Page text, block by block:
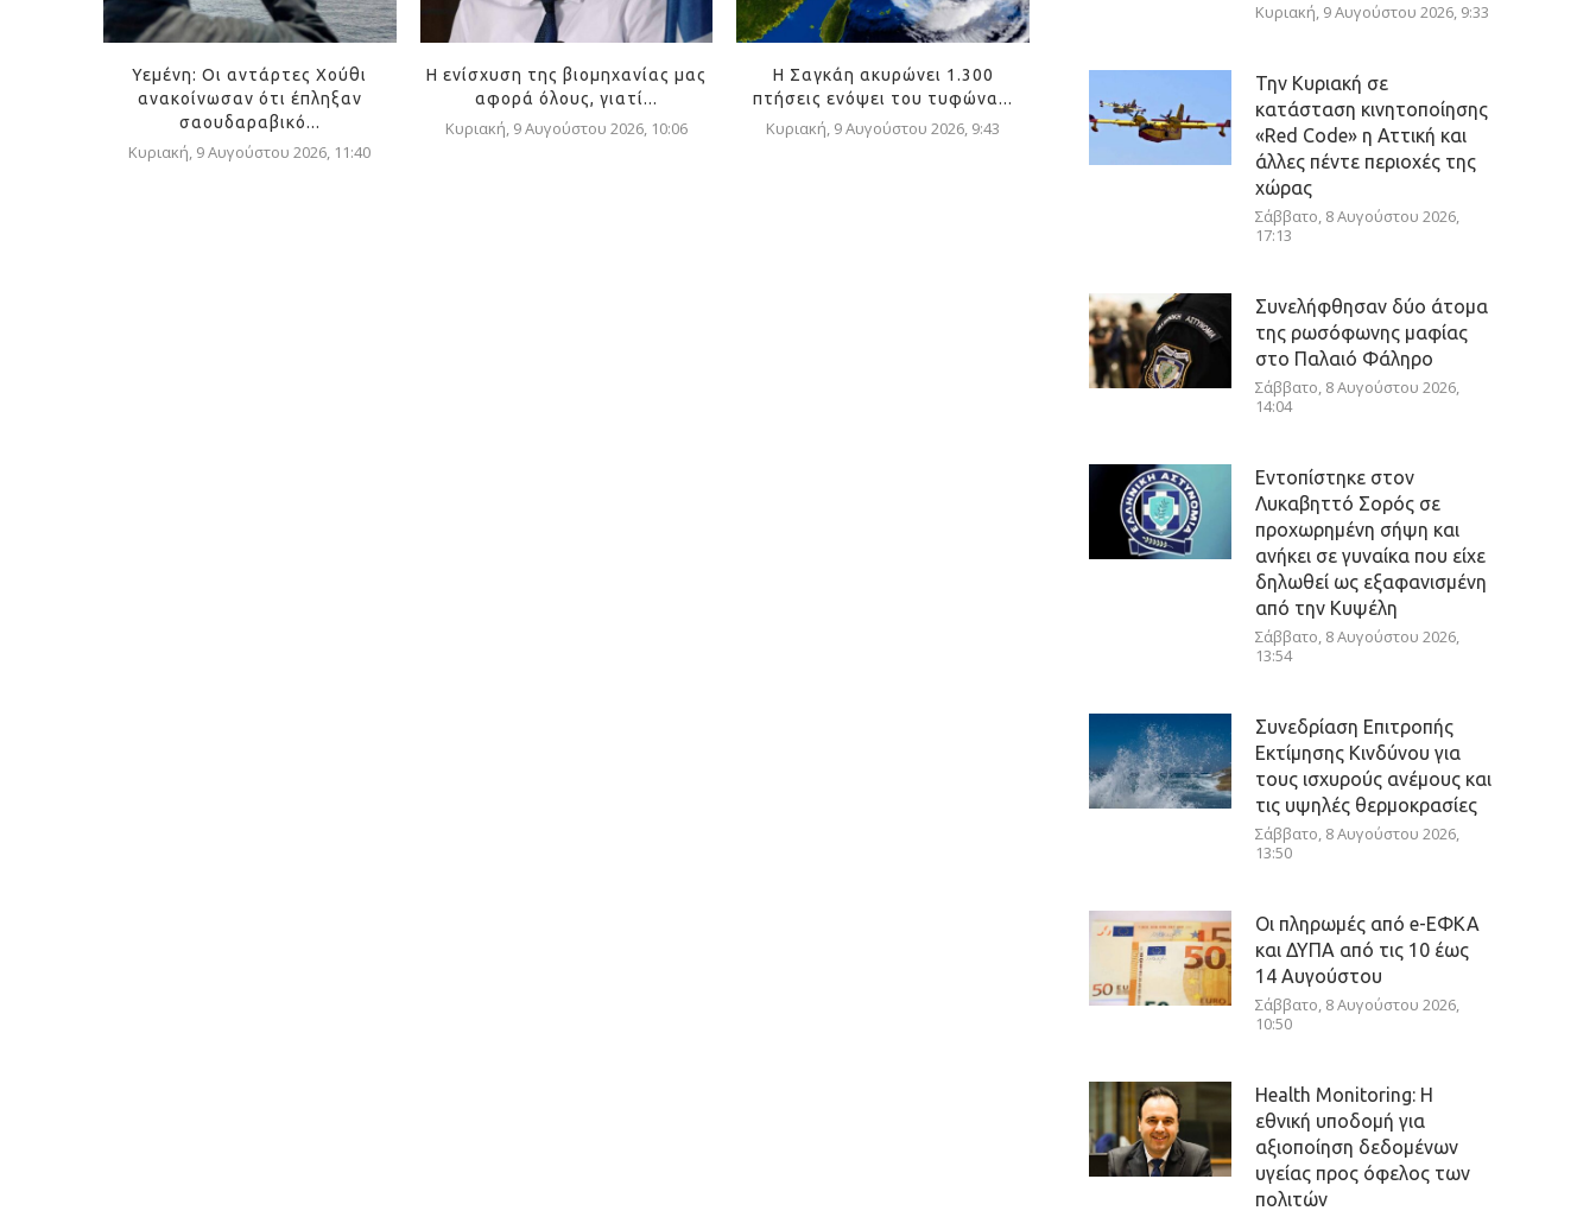
Υεμένη: Οι αντάρτες Χούθι
ανακοίνωσαν ότι έπληξαν
σαουδαραβικό...
Κυριακή, 9 Αυγούστου 2026, 11:40
Η ενίσχυση της βιομηχανίας μας
αφορά όλους, γιατί...
Κυριακή, 9 Αυγούστου 2026, 10:06
Η Σαγκάη ακυρώνει 1.300
πτήσεις ενόψει του τυφώνα...
Κυριακή, 9 Αυγούστου 2026, 9:43
Κυριακή, 9 Αυγούστου 2026, 9:33
Την Κυριακή σε
κατάσταση κινητοποίησης
«Red Code» η Αττική και
άλλες πέντε περιοχές της
χώρας
Σάββατο, 8 Αυγούστου 2026,
17:13
Συνελήφθησαν δύο άτομα
της ρωσόφωνης μαφίας
στο Παλαιό Φάληρο
Σάββατο, 8 Αυγούστου 2026,
14:04
Εντοπίστηκε στον
Λυκαβηττό Σορός σε
προχωρημένη σήψη και
ανήκει σε γυναίκα που είχε
δηλωθεί ως εξαφανισμένη
από την Κυψέλη
Σάββατο, 8 Αυγούστου 2026,
13:54
Συνεδρίαση Επιτροπής
Εκτίμησης Κινδύνου για
τους ισχυρούς ανέμους και
τις υψηλές θερμοκρασίες
Σάββατο, 8 Αυγούστου 2026,
13:50
Οι πληρωμές από e-ΕΦΚΑ
και ΔΥΠΑ από τις 10 έως
14 Αυγούστου
Σάββατο, 8 Αυγούστου 2026,
10:50
Health Monitoring: Η
εθνική υποδομή για
αξιοποίηση δεδομένων
υγείας προς όφελος των
πολιτών